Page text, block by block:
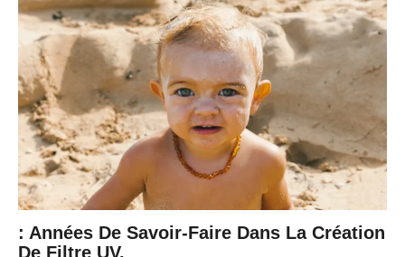
: Années De Savoir-Faire Dans La Création
De Filtre UV.